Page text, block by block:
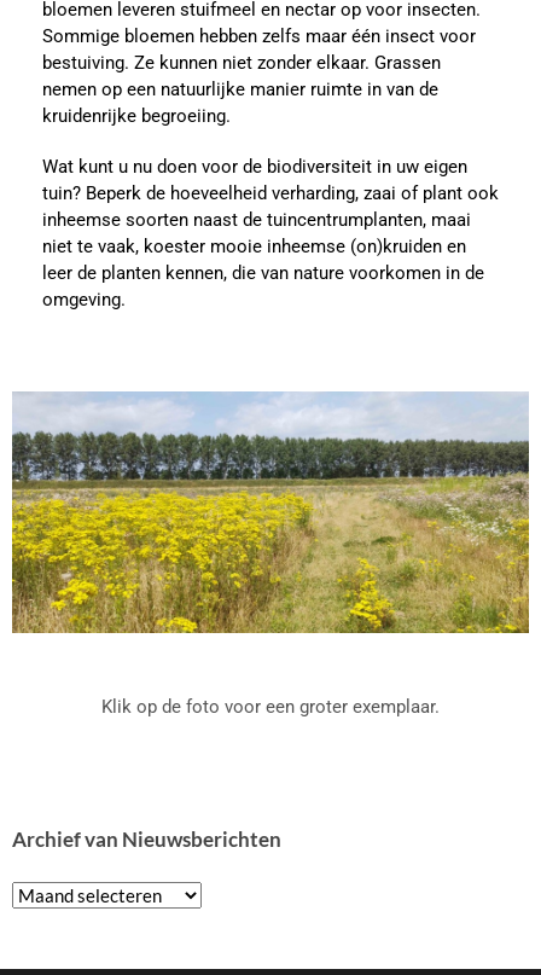
bloemen leveren stuifmeel en nectar op voor insecten.
Sommige bloemen hebben zelfs maar één insect voor
bestuiving. Ze kunnen niet zonder elkaar. Grassen
nemen op een natuurlijke manier ruimte in van de
kruidenrijke begroeiing.
Wat kunt u nu doen voor de biodiversiteit in uw eigen
tuin? Beperk de hoeveelheid verharding, zaai of plant ook
inheemse soorten naast de tuincentrumplanten, maai
niet te vaak, koester mooie inheemse (on)kruiden en
leer de planten kennen, die van nature voorkomen in de
omgeving.
Klik op de foto voor een groter exemplaar.
Archief van Nieuwsberichten